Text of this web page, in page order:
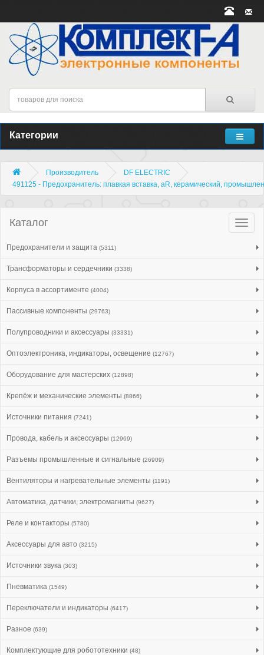
Категории
Производитель
DF ELECTRIC
491125 - Предохранитель: плавкая вставка, aR, керамический,
Каталог
Предохранители и защита (5311)
Трансформаторы и сердечники (3338)
Корпуса в ассортименте (4004)
Пассивные компоненты (29763)
Полупроводники и аксессуары (33331)
Оптоэлектроника, индикаторы, освещение (12767)
Оборудование для мастерских (12898)
Крепёж и механические элементы (8866)
Источники питания (7241)
Провода, кабель и аксессуары (12969)
Разъемы промышленные и сигнальные (26909)
Вентиляторы и нагревательные элементы (1191)
Автоматика, датчики, электромагниты (9627)
Реле и контакторы (5780)
Аксессуары для авто (3215)
Источники звука (303)
Пневматика (1549)
Переключатели и индикаторы (6417)
Разное (639)
Комплектующие для робототехники (48)